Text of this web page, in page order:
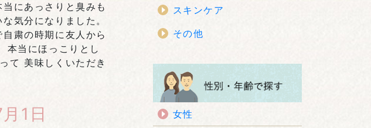
にあっさりと臭みも
気分になりました。
粛の時期に友人から
本当にほっこりとし
て 美味しくいただき
1日
スキンケア
その他
女性